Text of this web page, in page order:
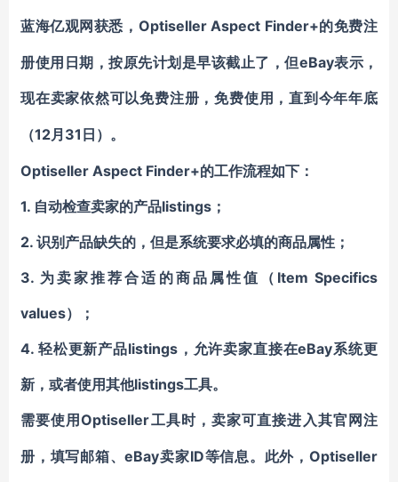
蓝海亿观网获悉， Optiseller Aspect Finder+的免费注
册使用日期，按原先计划是早该截止了，但eBay表示，
现在卖家依然可以免费注册，免费使用，直到今年年底
（12月31日）。
Optiseller Aspect Finder+的工作流程如下：
1. 自动检查卖家的产品listings；
2. 识别产品缺失的，但是系统要求必填的商品属性；
3. 为卖家推荐合适的商品属性值（Item Specifics
values）；
4. 轻松更新产品listings，允许卖家直接在eBay系统更
新，或者使用其他listings工具。
需要使用Optiseller工具时，卖家可直接进入其官网注
册，填写邮箱、eBay卖家ID等信息。此外，Optiseller